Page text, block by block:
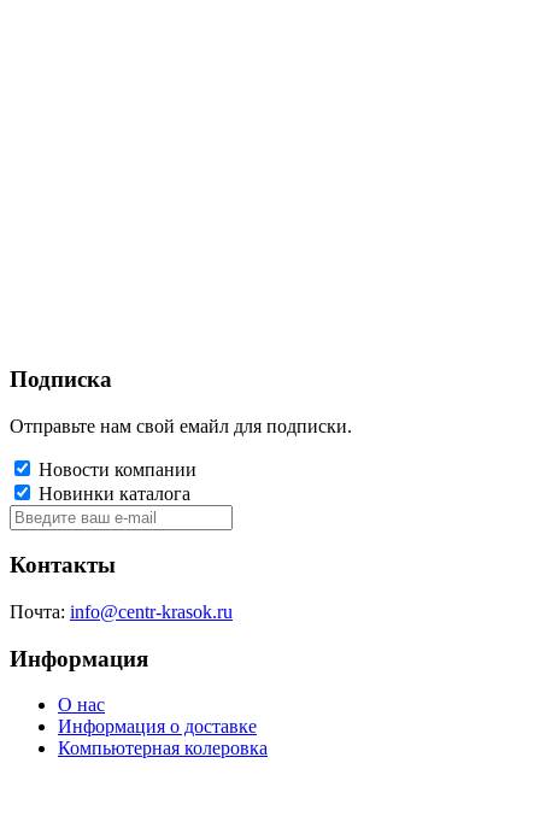
Подписка
Отправьте нам свой емайл для подписки.
Новости компании
Новинки каталога
Контакты
Почта: info@centr-krasok.ru
Информация
О нас
Информация о доставке
Компьютерная колеровка